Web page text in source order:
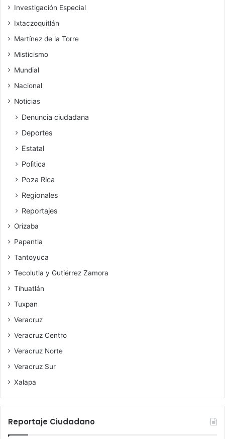
Investigación Especial
Ixtaczoquitlán
Martínez de la Torre
Misticismo
Mundial
Nacional
Noticias
Denuncia ciudadana
Deportes
Estatal
Polìtica
Poza Rica
Regionales
Reportajes
Orizaba
Papantla
Tantoyuca
Tecolutla y Gutiérrez Zamora
Tihuatlán
Tuxpan
Veracruz
Veracruz Centro
Veracruz Norte
Veracruz Sur
Xalapa
Reportaje Ciudadano